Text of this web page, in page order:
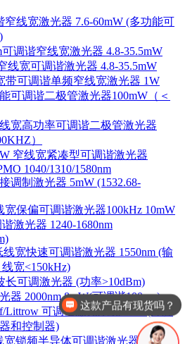
窄线宽激光器 7.6-60mW (多功能可
调谐窄线宽激光器 4.8-35.5mW
线宽可调谐激光器 4.8-35.5mW
带可调谐单频窄线宽激光器 1W
可调谐二极管激光器100mW（＜
宽高功率可调谐二极管激光器
）
窄线宽紧凑型可调谐激光器
1040/1310/1580nm
调制激光器 5mW (1532.68-
宽保偏可调谐激光器100kHz 10mW
激光器 1240-1680nm
宽快速可调谐激光器 1550nm (输
宽<150kHz)
长可调激光器 (功率>10dBm)
器 2000nm 8mW(可调谐100nm)
Littrow 可调谐激光系统 Lion (外腔
和控制器)
锁频半导体可调谐激光器 1528-
请介绍下光电探测器.